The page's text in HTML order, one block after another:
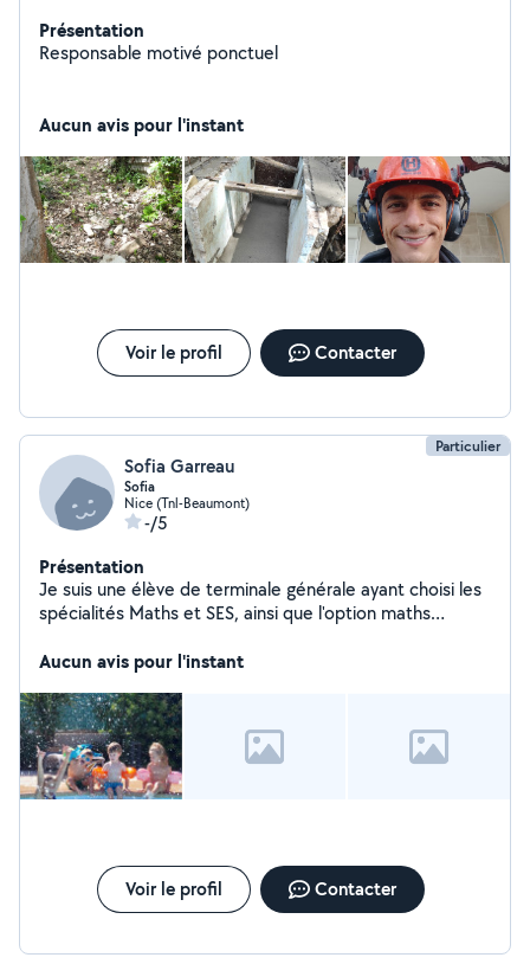
Présentation
Responsable motivé ponctuel
Aucun avis pour l'instant
Voir le profil Contacter
Particulier
Sofia Garreau
Sofia
Nice (Tnl-Beaumont)
-/5
Présentation
Je suis une élève de terminale générale ayant choisi les
spécialités Maths et SES, ainsi que l'option maths
des ecoles. Je sui une adolescente a l'ecoute et qui
N'hésitez pas a me contacter pour plus de
renseignements, Merci d'avance pour votre confiance,
Sofia.
Aucun avis pour l'instant
Voir le profil Contacter